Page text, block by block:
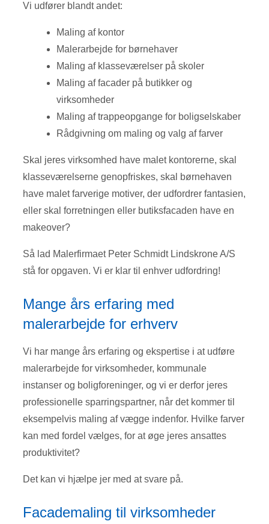
​Vi udfører blandt andet:
Maling af kontor
Malerarbejde for børnehaver
Maling af klasseværelser på skoler
Maling af facader på butikker og
virksomheder
Maling af trappeopgange for boligselskaber
Rådgivning om maling og valg af farver​
Skal jeres virksomhed have malet kontorerne, skal
klasseværelserne genopfriskes, skal børnehaven
have malet farverige motiver, der udfordrer fantasien,
eller skal forretningen eller butiksfacaden have en
makeover?
Så lad Malerfirmaet Peter Schmidt Lindskrone A/S
stå for opgaven. Vi er klar til enhver udfordring!
Mange års erfaring med
malerarbejde for erhverv
Vi har mange års erfaring og ekspertise i at udføre
malerarbejde for virksomheder, kommunale
instanser og boligforeninger, og vi er derfor jeres
professionelle sparringspartner, når det kommer til
eksempelvis maling af vægge indenfor. Hvilke farver
kan med fordel vælges, for at øge jeres ansattes
produktivitet?
Det kan vi hjælpe jer med at svare på.
Facademaling til virksomheder